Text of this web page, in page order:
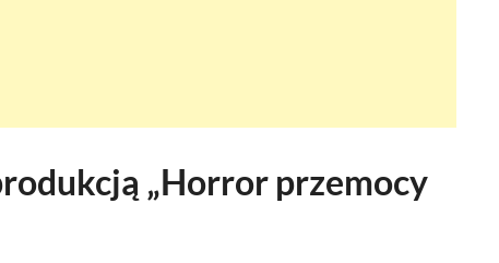
„Horror przemocy